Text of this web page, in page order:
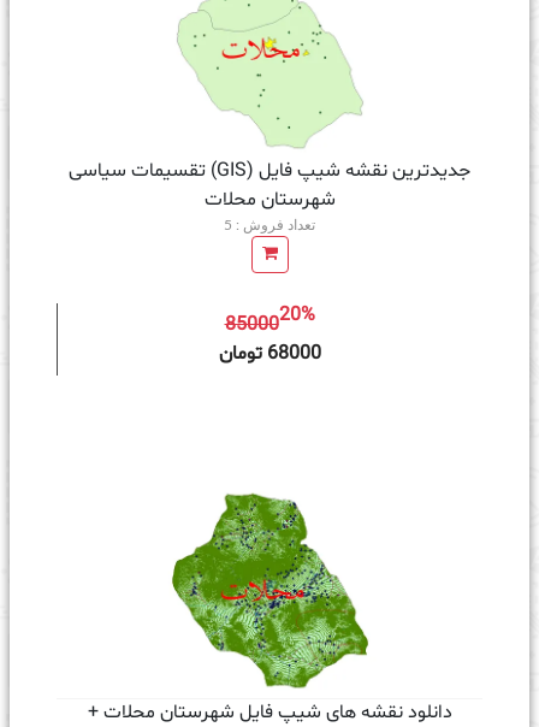
جدیدترین نقشه شیپ فایل (GIS) تقسیمات سیاسی
شهرستان محلات
تعداد فروش : 5
8500020%
68000 تومان
دانلود نقشه های شیپ فایل شهرستان محلات +